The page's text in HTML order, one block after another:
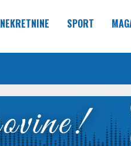
NEKRETNINE SPORT